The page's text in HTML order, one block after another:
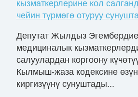
кызматкерлерине кол
чейин түрмөгө отуруу
Депутат Жылдыз
медициналык
салуулардан коргоону
Кылмыш-жаза кодексине
киргизүүнү сунуштады...